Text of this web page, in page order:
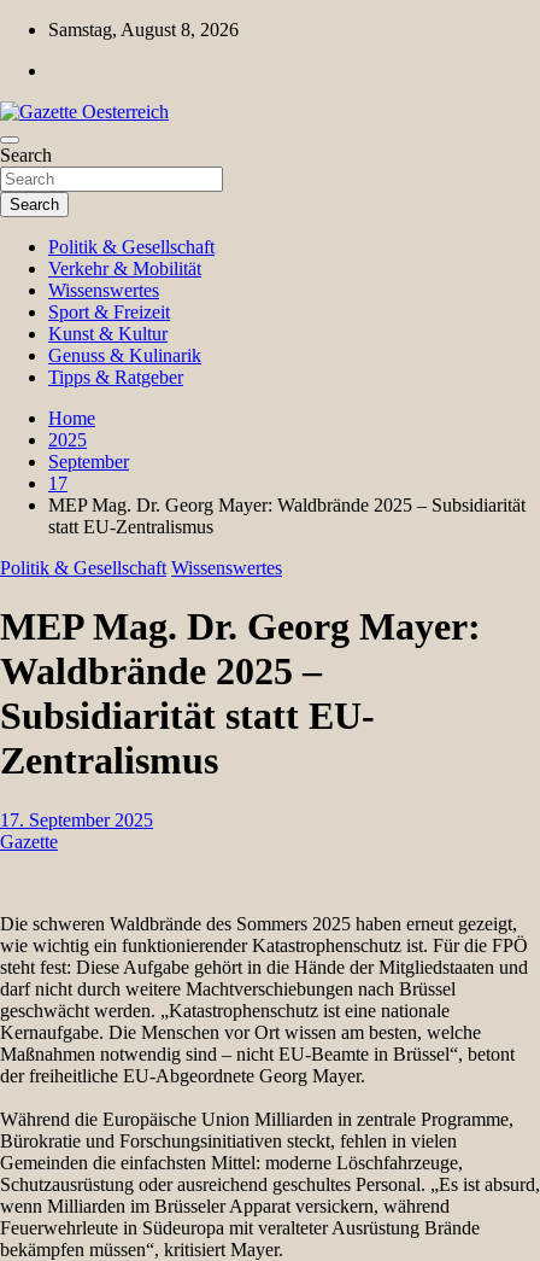
Skip
content
Samstag, August 8, 2026
Gazette Oesterreich
Magazin für Freizeit, Politik, Kultur & Wissenschaft
Search
Search
Politik & Gesellschaft
Verkehr & Mobilität
Wissenswertes
Sport & Freizeit
Kunst & Kultur
Genuss & Kulinarik
Tipps & Ratgeber
Home
2025
September
17
MEP Mag. Dr. Georg Mayer: Waldbrände 2025 – Subsidiarität
statt EU-Zentralismus
Politik & Gesellschaft Wissenswertes
MEP Mag. Dr. Georg Mayer:
Waldbrände 2025 –
Subsidiarität statt EU-
Zentralismus
17. September 2025
Gazette
Die schweren Waldbrände des Sommers 2025 haben erneut gezeigt,
wie wichtig ein funktionierender Katastrophenschutz ist. Für die FPÖ
steht fest: Diese Aufgabe gehört in die Hände der Mitgliedstaaten und
darf nicht durch weitere Machtverschiebungen nach Brüssel
geschwächt werden. „Katastrophenschutz ist eine nationale
Kernaufgabe. Die Menschen vor Ort wissen am besten, welche
Maßnahmen notwendig sind – nicht EU-Beamte in Brüssel“, betont
der freiheitliche EU-Abgeordnete Georg Mayer.
Während die Europäische Union Milliarden in zentrale Programme,
Bürokratie und Forschungsinitiativen steckt, fehlen in vielen
Gemeinden die einfachsten Mittel: moderne Löschfahrzeuge,
Schutzausrüstung oder ausreichend geschultes Personal. „Es ist absurd,
wenn Milliarden im Brüsseler Apparat versickern, während
Feuerwehrleute in Südeuropa mit veralteter Ausrüstung Brände
bekämpfen müssen“, kritisiert Mayer.